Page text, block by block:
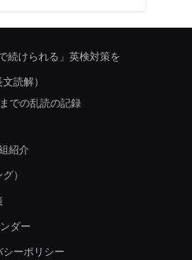
続けられる」英検対策を
読解）
での乱読の記録
紹介
）
ダー
ーポリシー